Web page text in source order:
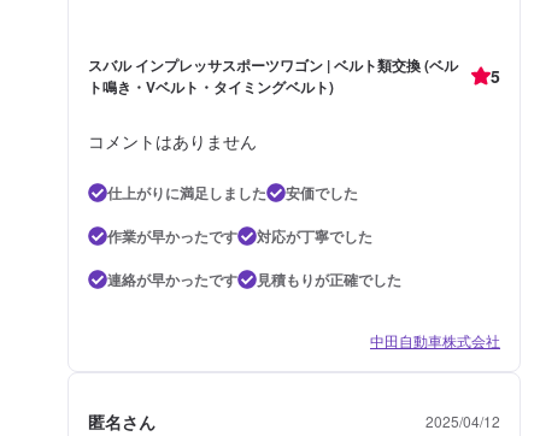
スバル インプレッサスポーツワゴン | ベルト類交換 (ベル
ト鳴き・Vベルト・タイミングベルト)
5
コメントはありません
仕上がりに満足しました
安価でした
作業が早かったです
対応が丁寧でした
連絡が早かったです
見積もりが正確でした
中田自動車株式会社
匿名さん 2025/04/12